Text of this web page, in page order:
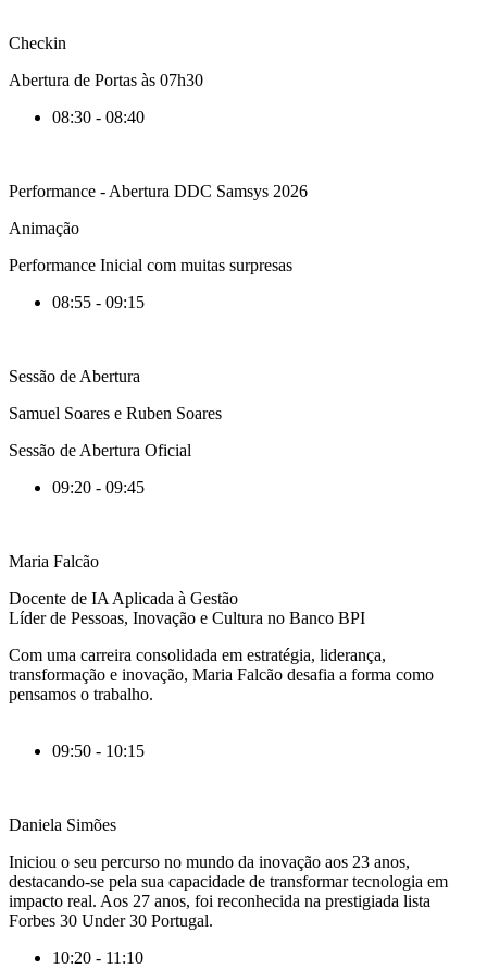
Checkin
Abertura de Portas às 07h30
08:30 - 08:40
Performance - Abertura DDC Samsys 2026
Animação
Performance Inicial com muitas surpresas
08:55 - 09:15
Sessão de Abertura
Samuel Soares e Ruben Soares
Sessão de Abertura Oficial
09:20 - 09:45
Maria Falcão
Docente de IA Aplicada à Gestão
Líder de Pessoas, Inovação e Cultura no Banco BPI
Com uma carreira consolidada em estratégia, liderança,
transformação e inovação, Maria Falcão desafia a forma como
pensamos o trabalho.
09:50 - 10:15
Daniela Simões
Iniciou o seu percurso no mundo da inovação aos 23 anos,
destacando-se pela sua capacidade de transformar tecnologia em
impacto real. Aos 27 anos, foi reconhecida na prestigiada lista
Forbes 30 Under30 Portugal.
10:20 - 11:10